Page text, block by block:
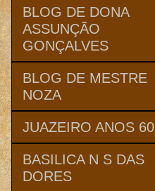
BLOG DE DONA
ASSUNÇÃO
GONÇALVES
BLOG DE MESTRE
NOZA
JUAZEIRO ANOS 60
BASILICA N S DAS
DORES